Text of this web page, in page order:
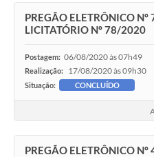
PREGÃO ELETRÔNICO
LICITATÓRIO Nº 78/2020
Postagem: 06/08/2020 às 07h49
Realização: 17/08/2020 às 09h30
Situação: CONCLUÍDO
PREGÃO ELETRÔNICO